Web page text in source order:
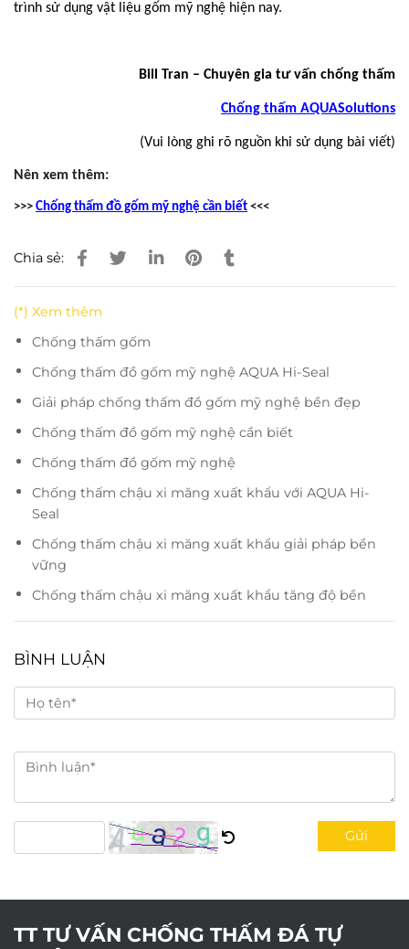
trình sử dụng vật liệu gốm mỹ nghệ hiện nay.
Bill Tran – Chuyên gia tư vấn chống thấm
Chống thấm AQUASolutions
(Vui lòng ghi rõ nguồn khi sử dụng bài viết)
Nên xem thêm:
>>> Chống thấm đồ gốm mỹ nghệ cần biết <<<
Chia sẻ:
(*) Xem thêm
Chống thấm gốm
Chống thấm đồ gốm mỹ nghệ AQUA Hi-Seal
Giải pháp chống thấm đồ gốm mỹ nghệ bền đẹp
Chống thấm đồ gốm mỹ nghệ cần biết
Chống thấm đồ gốm mỹ nghệ
Chống thấm chậu xi măng xuất khẩu với AQUA Hi-
Seal
Chống thấm chậu xi măng xuất khẩu giải pháp bền
vững
Chống thấm chậu xi măng xuất khẩu tăng độ bền
BÌNH LUẬN
Gửi
TT TƯ VẤN CHỐNG THẤM ĐÁ TỰ